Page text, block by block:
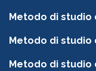
Metodo di studio
Metodo di studio
Metodo di studio